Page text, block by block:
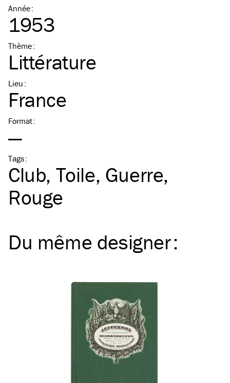
Année:
1953
Thème:
Littérature
Lieu :
France
Format:
—
Tags:
Club Toile Guerre
Rouge
Du même designer: